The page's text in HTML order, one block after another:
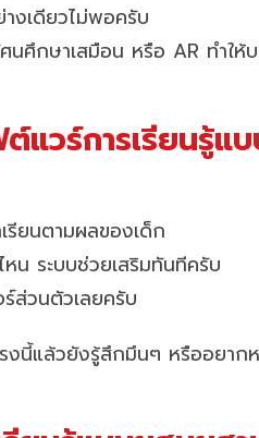
งเดียวไม่พอครับ
นศึกษาเสมือน หรือ AR ทำให้
แวร์การเรียนรู้
รียนตามผลของเด็ก
น ระบบช่วยเสริมทันทีครับ
ส่วนตัวเลยครับ
งนี้แล้วยังรู้สึกมึนๆ หรืออยาก